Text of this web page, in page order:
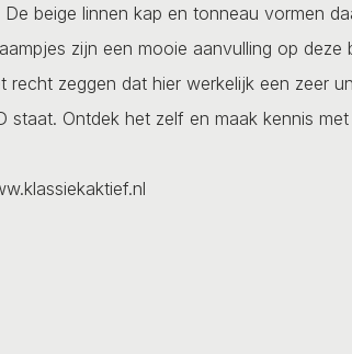
beige linnen kap en tonneau vormen
zijn een mooie aanvulling op deze
recht zeggen dat hier werkelijk een zeer
staat. Ontdek het zelf en maak kennis